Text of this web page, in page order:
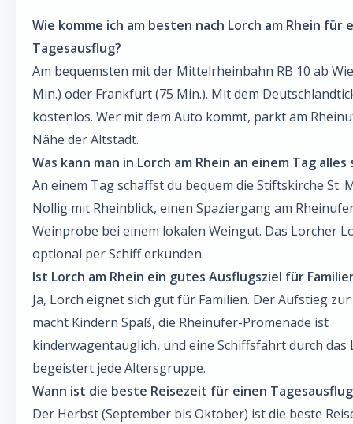
Wie komme ich am besten nach Lorch am Rhein für
Tagesausflug?
Am bequemsten mit der Mittelrheinbahn RB 10 ab
Min.) oder Frankfurt (75 Min.). Mit dem
kostenlos. Wer mit dem Auto kommt, parkt am
Nähe der Altstadt.
Was kann man in Lorch am Rhein an einem Tag alles
An einem Tag schaffst du bequem die Stiftskirche St.
Nollig mit Rheinblick, einen Spaziergang am
Weinprobe bei einem lokalen Weingut. Das Lorcher
optional per Schiff erkunden.
Ist Lorch am Rhein ein gutes Ausflugsziel für
Ja, Lorch eignet sich gut für Familien. Der Aufstieg
macht Kindern Spaß, die Rheinufer-Promenade ist
kinderwagentauglich, und eine Schiffsfahrt durch das
begeistert jede Altersgruppe.
Wann ist die beste Reisezeit für einen
Der Herbst (September bis Oktober) ist die beste